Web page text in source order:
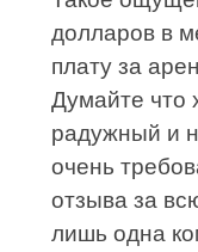
долларов в
плату за
Думайте что
радужный и
очень
отзыва за
лишь одна